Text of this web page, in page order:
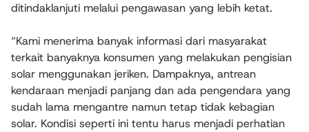
ditindaklanjuti melalui pengawasan yang lebih ketat.
“Kami menerima banyak informasi dari masyarakat
terkait banyaknya konsumen yang melakukan pengisian
solar menggunakan jeriken. Dampaknya, antrean
kendaraan menjadi panjang dan ada pengendara yang
sudah lama mengantre namun tetap tidak kebagian
solar. Kondisi seperti ini tentu harus menjadi perhatian